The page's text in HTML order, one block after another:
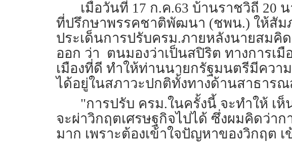
เมื่อวันที่ 17 ก.ค.63 บ้านราชวิถี
ที่ปรึกษาพรรคชาติพัฒนา (ชพน.) ให้สัม
ประเด็นการปรับครม.ภายหลังนายสมคิ
ออก ว่า ตนมองว่าเป็นสปิริต ทางการเ
เมืองที่ดี ทำให้ท่านนายกรัฐมนตรีมีควา
ได้อยู่ในสภาวะปกติทั้งทางด้านสาธาร
"การปรับ ครม.ในครั้งนี้ จะทำให้ เ
จะผ่าวิกฤตเศรษฐกิจไปได้ ซึ่งผมคิดว่า
มาก เพราะต้องเข้าใจปัญหาของวิกฤต